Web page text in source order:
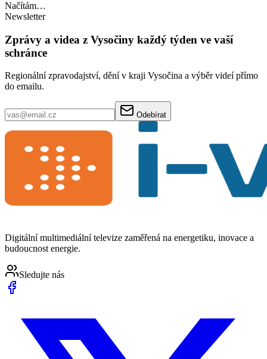
Načítám…
Newsletter
Zprávy a videa z Vysočiny každý týden ve vaší
schránce
Regionální zpravodajství, dění v kraji Vysočina a výběr videí přímo
do emailu.
Odebírat
Digitální multimediální televize zaměřená na energetiku, inovace a
budoucnost energie.
Sledujte nás